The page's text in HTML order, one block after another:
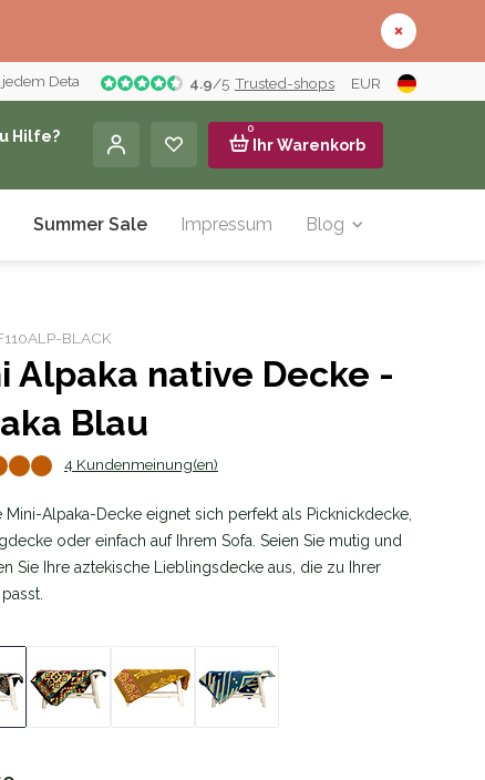
Detail 4.9/5 Trusted-shops EUR
Hilfe? 0
Ihr Warenkorb
Summer Sale Impressum Blog
BLACK
Alpaka native Decke -
Blau
4 Kundenmeinung(en)
Mini-Alpaka-Decke eignet sich perfekt als Picknickdecke,
oder einfach auf Ihrem Sofa. Seien Sie mutig und
Sie Ihre aztekische Lieblingsdecke aus, die zu Ihrer